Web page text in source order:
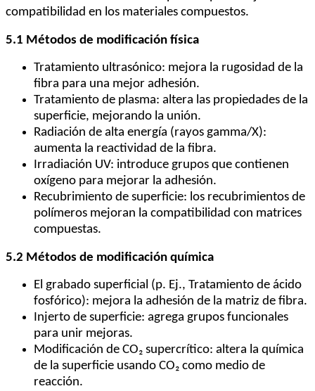
compatibilidad en los materiales compuestos.
5.1 Métodos de modificación física
Tratamiento ultrasónico: mejora la rugosidad de la
fibra para una mejor adhesión.
Tratamiento de plasma: altera las propiedades de la
superficie, mejorando la unión.
Radiación de alta energía (rayos gamma/X):
aumenta la reactividad de la fibra.
Irradiación UV: introduce grupos que contienen
oxígeno para mejorar la adhesión.
Recubrimiento de superficie: los recubrimientos de
polímeros mejoran la compatibilidad con matrices
compuestas.
5.2 Métodos de modificación química
El grabado superficial (p. Ej., Tratamiento de ácido
fosfórico): mejora la adhesión de la matriz de fibra.
Injerto de superficie: agrega grupos funcionales
para unir mejoras.
Modificación de CO₂ supercrítico: altera la química
de la superficie usando CO₂ como medio de
reacción.